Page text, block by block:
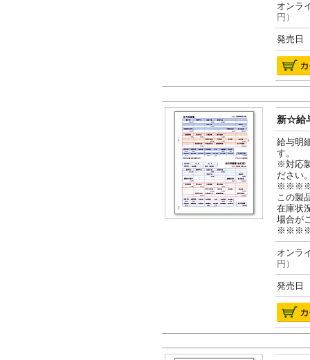
オン
円）
発売日
新☆給
給与明
す。
※対応
ださい
この製
在庫状
場合が
オン
円）
発売日